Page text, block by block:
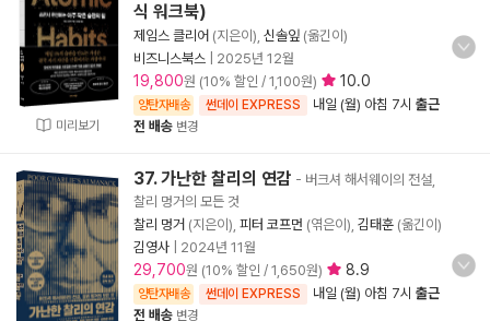
미리보기
식 워크북)
제임스 클리어 (지은이), 신솔잎 (옮긴이)
비즈니스북스
2025년 12월
19,800원 (10% 할인 / 1,100원) 10.0
양탄자배송 썬데이 EXPRESS 내일 (월) 아침 7시 출근
전 배송 변경
37. 가난한 찰리의 연감 - 버크셔 해서웨이의 전설,
찰리 멍거의 모든 것
찰리 멍거 (지은이), 피터 코프먼 (엮은이), 김태훈 (옮긴이)
김영사
2024년 11월
29,700원 (10% 할인 / 1,650원) 8.9
양탄자배송 썬데이 EXPRESS 내일 (월) 아침 7시 출근
전 배송 변경